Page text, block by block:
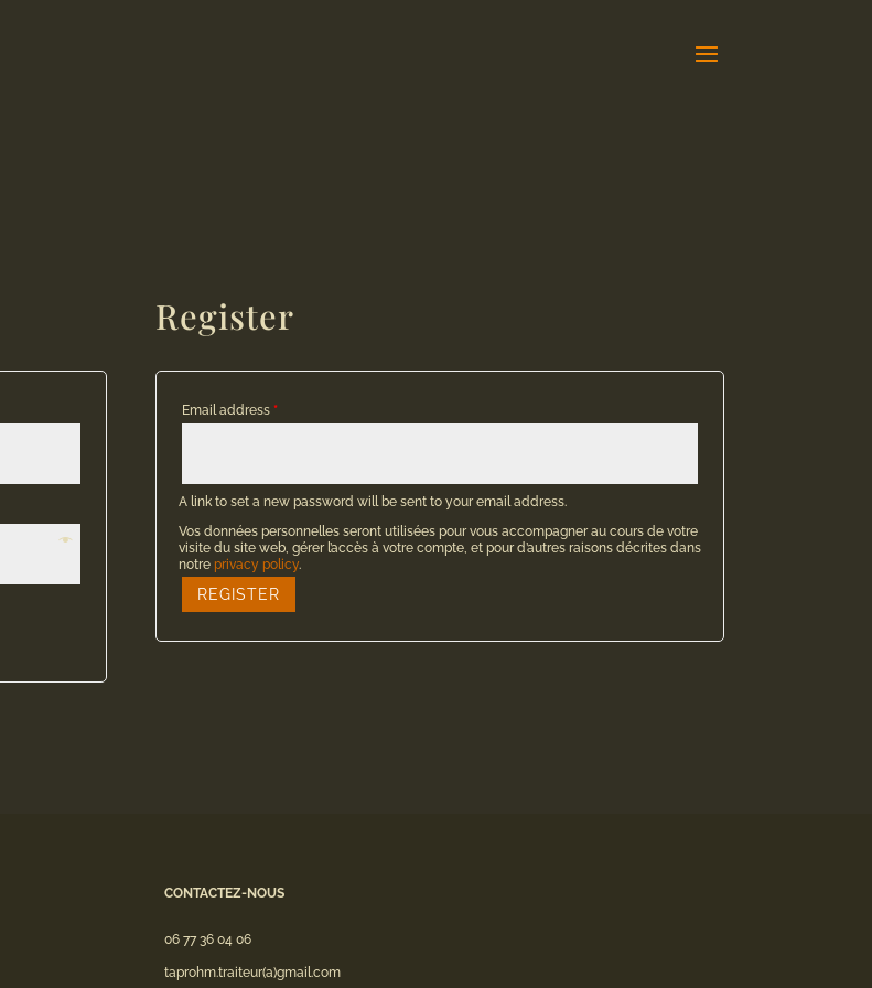
Register
Email address *
A link to set a new password will be sent to your email address.
Vos données personnelles seront utilisées pour vous accompagner au cours de votre
visite du site web, gérer l’accès à votre compte, et pour d’autres raisons décrites dans
notre privacy policy.
REGISTER
CONTACTEZ-NOUS
06 77 36 04 06
taprohm.traiteur(a)gmail.com